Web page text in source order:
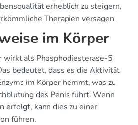
erheblich zu steigern,
Therapien versagen.
im Körper
wirkt als Phosphodiesterase-5
bedeutet, dass es die Aktivität
im Körper hemmt, was zu
des Penis führt. Wenn
erfolgt, kann dies zu einer
führen.